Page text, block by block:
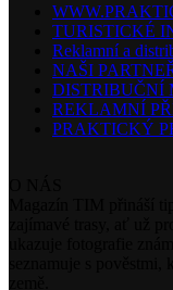
TURISTICKÉ
Reklamní a
NAŠI
DISTRIBUČNÍ
REKLAMNÍ
PRAKTICKÝ